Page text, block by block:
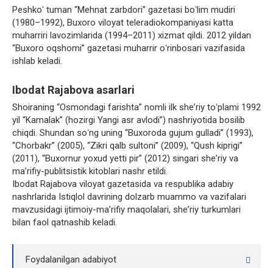
Peshkoʻ tuman “Mehnat zarbdori” gazetasi boʻlim mudiri
(1980–1992), Buxoro viloyat teleradiokompaniyasi katta
muharriri lavozimlarida (1994–2011) xizmat qildi. 2012 yildan
“Buxoro oqshomi” gazetasi muharrir oʻrinbosari vazifasida
ishlab keladi.
Ibodat Rajabova asarlari
Shoiraning “Osmondagi farishta” nomli ilk sheʼriy toʻplami 1992
yil “Kamalak” (hozirgi Yangi asr avlodi”) nashriyotida bosilib
chiqdi. Shundan soʻng uning “Buxoroda gujum gulladi” (1993),
“Chorbakr” (2005), “Zikri qalb sultoni” (2009), “Qush kiprigi”
(2011), “Buxornur yoxud yetti pir” (2012) singari sheʼriy va
maʼrifiy-publitsistik kitoblari nashr etildi.
Ibodat Rajabova viloyat gazetasida va respublika adabiy
nashrlarida Istiqlol davrining dolzarb muammo va vazifalari
mavzusidagi ijtimoiy-maʼrifiy maqolalari, sheʼriy turkumlari
bilan faol qatnashib keladi.
Foydalanilgan adabiyot